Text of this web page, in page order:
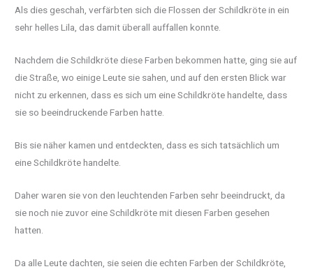
Als dies geschah, verfärbten sich die Flossen der Schildkröte in ein
sehr helles Lila, das damit überall auffallen konnte.
Nachdem die Schildkröte diese Farben bekommen hatte, ging sie auf
die Straße, wo einige Leute sie sahen, und auf den ersten Blick war
nicht zu erkennen, dass es sich um eine Schildkröte handelte, dass
sie so beeindruckende Farben hatte.
Bis sie näher kamen und entdeckten, dass es sich tatsächlich um
eine Schildkröte handelte.
Daher waren sie von den leuchtenden Farben sehr beeindruckt, da
sie noch nie zuvor eine Schildkröte mit diesen Farben gesehen
hatten.
Da alle Leute dachten, sie seien die echten Farben der Schildkröte,